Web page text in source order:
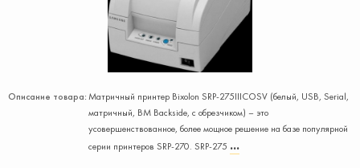
Описание товара:Матричный принтер Bixolon SRP-275IIICOSV (белый, USB, Serial,
матричный, BM Backside, с обрезчиком) – это
усовершенствованное, более мощное решение на базе популярной
серии принтеров SRP-270. SRP-275